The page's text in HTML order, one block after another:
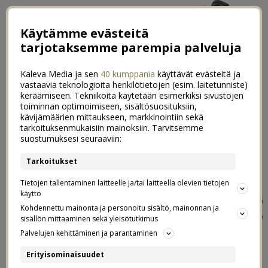
Näin valehtelen netissä -
blogihaaste
Menen niihin hotelleihin, ravintoloihin ja
tapahtumiin, joiden tiedän olla some-ystävällisiä ja
kaunista kuvattavaa.
EN omasta aloitteestani, muiden järjestämien
Käytämme evästeitä
tarjotaksemme parempia palveluja
Kaleva Media ja sen 40 kumppania käyttävät evästeitä ja
vastaavia teknologioita henkilötietojen (esim. laitetunniste)
keräämiseen. Tekniikoita käytetään esimerkiksi sivustojen
toiminnan optimoimiseen, sisältösuosituksiin,
kävijämäärien mittaukseen, markkinointiin sekä
tarkoituksenmukaisiin mainoksiin. Tarvitsemme
suostumuksesi seuraaviin:
Tarkoitukset
Tietojen tallentaminen laitteelle ja/tai laitteella olevien tietojen
käyttö
Kohdennettu mainonta ja personoitu sisältö, mainonnan ja
sisällön mittaaminen sekä yleisötutkimus
Palvelujen kehittäminen ja parantaminen
Erityisominaisuudet